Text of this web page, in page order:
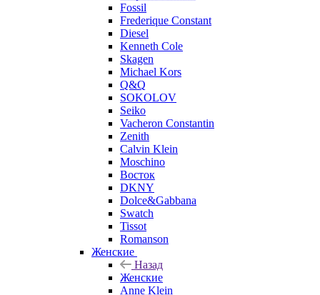
Fossil
Frederique Constant
Diesel
Kenneth Cole
Skagen
Michael Kors
Q&Q
SOKOLOV
Seiko
Vacheron Constantin
Zenith
Calvin Klein
Moschino
Восток
DKNY
Dolce&Gabbana
Swatch
Tissot
Romanson
Женские
Назад
Женские
Anne Klein